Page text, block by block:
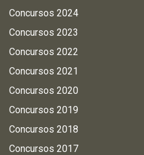
Concursos 2024
Concursos 2023
Concursos 2022
Concursos 2021
Concursos 2020
Concursos 2019
Concursos 2018
Concursos 2017